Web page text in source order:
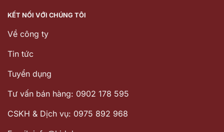
KẾT NỐI VỚI CHÚNG TÔI
Về công ty
Tin tức
Tuyển dụng
Tư vấn bán hàng: 0902 178 595
CSKH & Dịch vụ: 0975 892 968